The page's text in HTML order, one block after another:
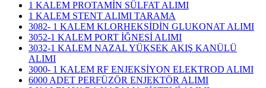
1 KALEM PROTAMİN SÜLFAT ALIMI
1 KALEM STENT ALIMI TARAMA
3082- 1 KALEM KLORHEKSİDİN GLUKONAT ALIMI
3052-1 KALEM PORT İĞNESİ ALIMI
3032-1 KALEM NAZAL YÜKSEK AKIŞ KANÜLÜ
ALIMI
3000- 1 KALEM RF ENJEKSİYON ELEKTROD ALIMI
6000 ADET PERFÜZÖR ENJEKTÖR ALIMI